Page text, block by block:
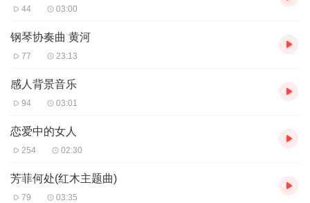
44 03:00
钢琴协奏曲 黄河
77 23:13
感人背景音乐
94 03:01
恋爱中的女人
254 02:30
芳菲何处(红木主题曲)
79 03:35